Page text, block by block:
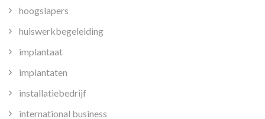
hoogslapers
huiswerkbegeleiding
implantaat
implantaten
installatiebedrijf
international business